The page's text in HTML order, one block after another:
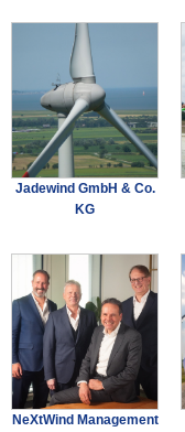
Jadewind GmbH & Co.
KG
NeXtWind Management